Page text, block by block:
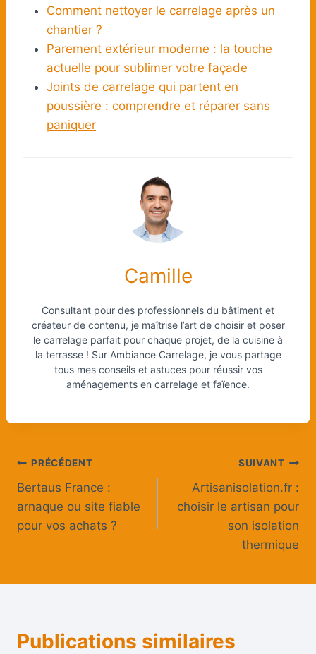
Comment nettoyer le carrelage après un
chantier ?
Parement extérieur moderne : la touche
actuelle pour sublimer votre façade
Joints de carrelage qui partent en
poussière : comprendre et réparer sans
paniquer
Camille
Consultant pour des professionnels du bâtiment et
créateur de contenu, je maîtrise l’art de choisir et poser
le carrelage parfait pour chaque projet, de la cuisine à
la terrasse ! Sur Ambiance Carrelage, je vous partage
tous mes conseils et astuces pour réussir vos
aménagements en carrelage et faïence.
Navigation
de
l’article
PRÉCÉDENT
Bertaus France :
arnaque ou site fiable
pour vos achats ?
SUIVANT
Artisanisolation.fr :
choisir le artisan pour
son isolation
thermique
Publications similaires